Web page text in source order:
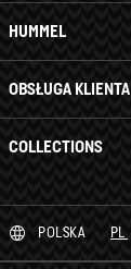
HUMMEL
OBSŁUGA KLIENTA
COLLECTIONS
POLSKA PL